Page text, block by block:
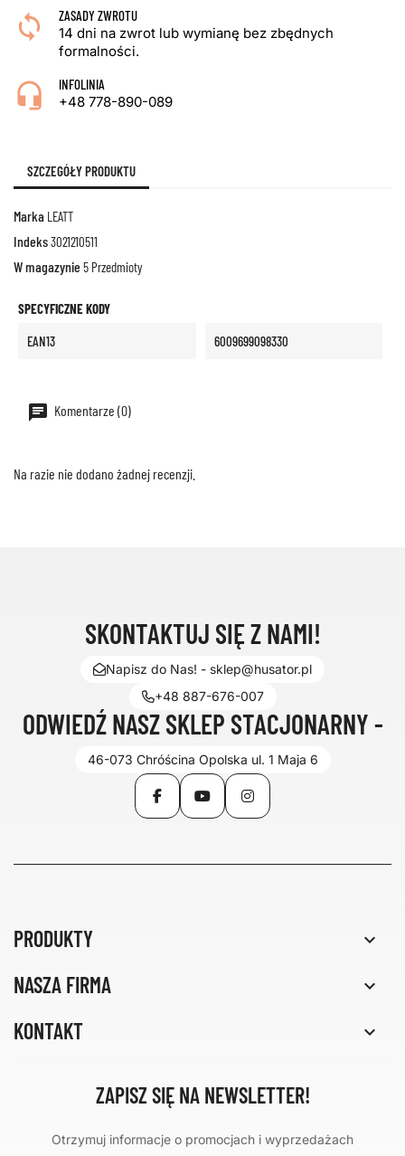
ZASADY ZWROTU
14 dni na zwrot lub wymianę bez zbędnych
formalności.
INFOLINIA
+48 778-890-089
SZCZEGÓŁY PRODUKTU
Marka LEATT
Indeks3021210511
W magazynie 5 Przedmioty
SPECYFICZNE KODY
EAN13
6009699098330
Komentarze (0)
Na razie nie dodano żadnej recenzji.
SKONTAKTUJ SIĘ Z NAMI!
Napisz do Nas! - sklep@husator.pl
+48 887-676-007
ODWIEDŹ NASZ SKLEP STACJONARNY -
46-073 Chróścina Opolska ul. 1 Maja 6
FacebookYouTubeInstagram
PRODUKTY 
NASZA FIRMA 
KONTAKT 
ZAPISZ SIĘ NA NEWSLETTER!
Otrzymuj informacje o promocjach i wyprzedażach